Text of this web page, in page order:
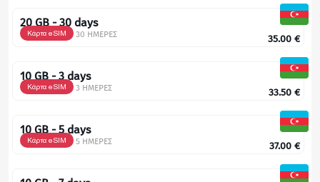
20 GB - 30 days
Κάρτα eSIM 30 ΗΜΕΡΕΣ 35.00 €
10 GB - 3 days
Κάρτα eSIM 3 ΗΜΕΡΕΣ 33.50 €
10 GB - 5 days
Κάρτα eSIM 5 ΗΜΕΡΕΣ 37.00 €